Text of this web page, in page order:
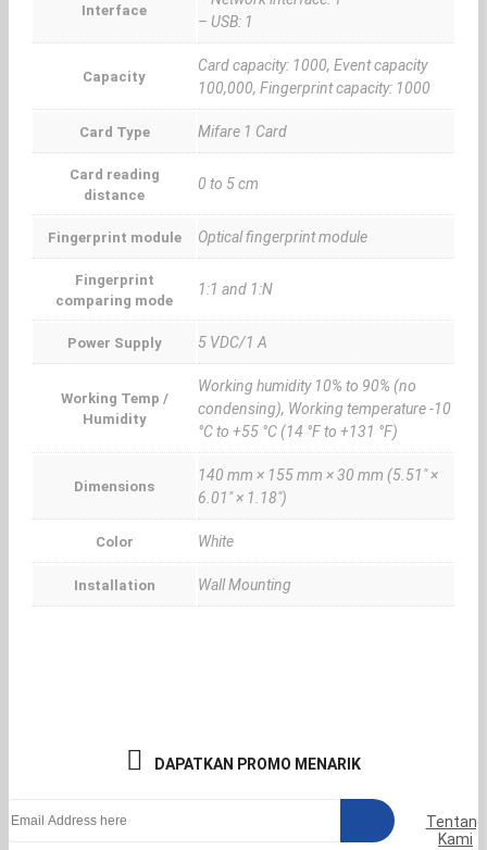
Interface
– USB: 1
Capacity
Card capacity: 1000, Event capacity
100,000, Fingerprint capacity: 1000
Card Type Mifare 1 Card
Card reading
distance
0 to 5 cm
Fingerprint module Optical fingerprint module
Fingerprint
comparing mode
1:1 and 1:N
Power Supply 5 VDC/1 A
Working Temp /
Humidity
Working humidity 10% to 90% (no
condensing), Working temperature -10
°C to +55 °C (14 °F to +131 °F)
Dimensions
140 mm × 155 mm × 30 mm (5.51" ×
6.01" × 1.18")
Color White
Installation Wall Mounting
DAPATKAN PROMO MENARIK
Tentang
Kami